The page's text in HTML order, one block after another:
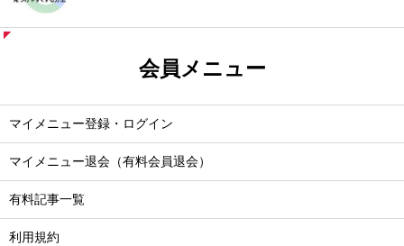
会員メニュー
マイメニュー登録・ログイン
マイメニュー退会（有料会員退会）
有料記事一覧
利用規約